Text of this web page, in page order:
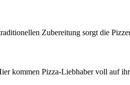
Zubereitung sorgt die
kommen Pizza-Liebhaber voll auf